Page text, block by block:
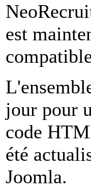
est
jour pour
code
été
Joomla.